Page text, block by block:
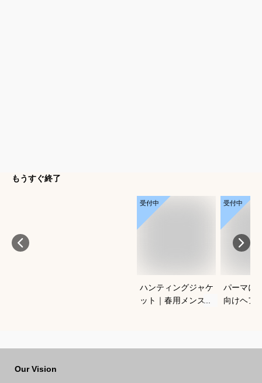
もうすぐ終了
受付中
ハンティングジャケ
ット｜春用メンズ向
受付中
パーマに
向けヘア
Our Vision